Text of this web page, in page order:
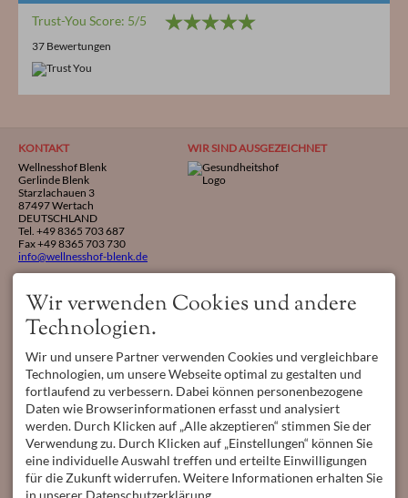
Trust-You Score: 5/5
37 Bewertungen
KONTAKT
Wellnesshof Blenk
Gerlinde Blenk
Starzlachauen 3
87497 Wertach
DEUTSCHLAND
Tel. +49 8365 703 687
Fax +49 8365 703 730
info@wellnesshof-blenk.de
WIR SIND AUSGEZEICHNET
PARTNER ÖFFNUNGSZEITEN
Mo - So 08:00-17:00
Wir verwenden Cookies und andere
Technologien.
Wir und unsere Partner verwenden Cookies und vergleichbare
Technologien, um unsere Webseite optimal zu gestalten und
fortlaufend zu verbessern. Dabei können personenbezogene
Daten wie Browserinformationen erfasst und analysiert
werden. Durch Klicken auf „Alle akzeptieren“ stimmen Sie der
Verwendung zu. Durch Klicken auf „Einstellungen“ können Sie
eine individuelle Auswahl treffen und erteilte Einwilligungen
für die Zukunft widerrufen. Weitere Informationen erhalten Sie